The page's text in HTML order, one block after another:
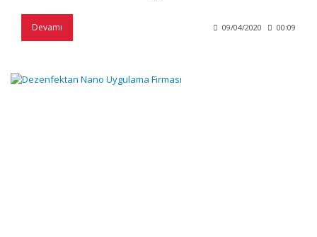
Devamı 09/04/2020 00:09